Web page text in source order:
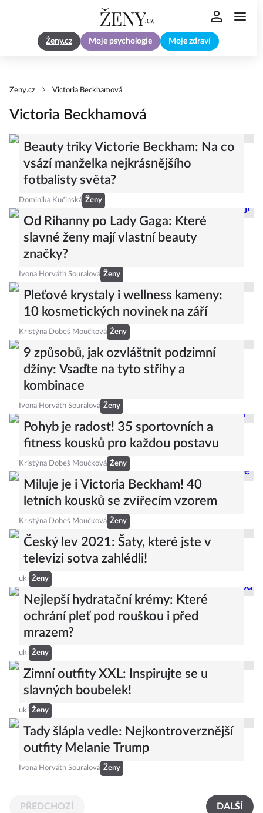
Ženy.cz Moje psychologie Moje zdraví
Zeny.cz Victoria Beckhamová
Victoria Beckhamová
Beauty triky Victorie Beckham: Na co
vsází manželka nejkrásnějšího
fotbalisty světa?
Dominika Kučinská Ženy
Od Rihanny po Lady Gaga: Které
slavné ženy mají vlastní beauty
značky?
Ivona Horváth Souralová Ženy
Pleťové krystaly i wellness kameny:
10 kosmetických novinek na září
Kristýna Dobeš Moučková Ženy
9 způsobů, jak ozvláštnit podzimní
džíny: Vsaďte na tyto střihy a
kombinace
Ivona Horváth Souralová Ženy
Pohyb je radost! 35 sportovních a
fitness kousků pro každou postavu
Kristýna Dobeš Moučková Ženy
Miluje je i Victoria Beckham! 40
letních kousků se zvířecím vzorem
Kristýna Dobeš Moučková Ženy
Český lev 2021: Šaty, které jste v
televizi sotva zahlédli!
uki Ženy
Nejlepší hydratační krémy: Které
ochrání pleť pod rouškou i před
mrazem?
uki Ženy
Zimní outfity XXL: Inspirujte se u
slavných boubelek!
uki Ženy
Tady šlápla vedle: Nejkontroverznější
outfity Melanie Trump
Ivona Horváth Souralová Ženy
PŘEDCHOZÍ DALŠÍ